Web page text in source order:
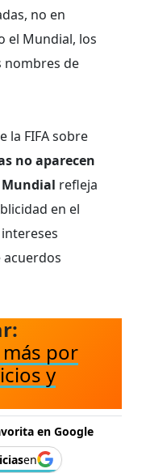
no en
el Mundial, los
nombres de
la FIFA sobre
no aparecen
refleja
en el
por
y
en Google
en